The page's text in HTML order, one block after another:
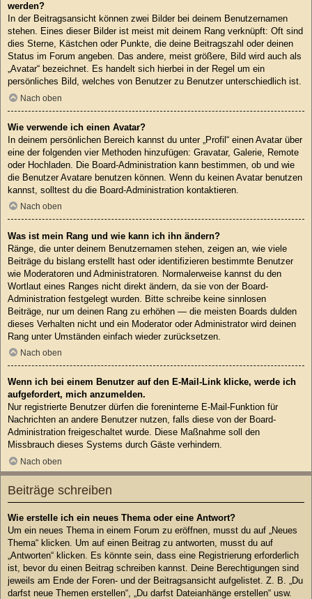
werden?
In der Beitragsansicht können zwei Bilder bei deinem Benutzernamen
stehen. Eines dieser Bilder ist meist mit deinem Rang verknüpft: Oft sind
dies Sterne, Kästchen oder Punkte, die deine Beitragszahl oder deinen
Status im Forum angeben. Das andere, meist größere, Bild wird auch als
„Avatar“ bezeichnet. Es handelt sich hierbei in der Regel um ein
persönliches Bild, welches von Benutzer zu Benutzer unterschiedlich ist.
Nach oben
Wie verwende ich einen Avatar?
In deinem persönlichen Bereich kannst du unter „Profil“ einen Avatar über
eine der folgenden vier Methoden hinzufügen: Gravatar, Galerie, Remote
oder Hochladen. Die Board-Administration kann bestimmen, ob und wie
die Benutzer Avatare benutzen können. Wenn du keinen Avatar benutzen
kannst, solltest du die Board-Administration kontaktieren.
Nach oben
Was ist mein Rang und wie kann ich ihn ändern?
Ränge, die unter deinem Benutzernamen stehen, zeigen an, wie viele
Beiträge du bislang erstellt hast oder identifizieren bestimmte Benutzer
wie Moderatoren und Administratoren. Normalerweise kannst du den
Wortlaut eines Ranges nicht direkt ändern, da sie von der Board-
Administration festgelegt wurden. Bitte schreibe keine sinnlosen
Beiträge, nur um deinen Rang zu erhöhen — die meisten Boards dulden
dieses Verhalten nicht und ein Moderator oder Administrator wird deinen
Rang unter Umständen einfach wieder zurücksetzen.
Nach oben
Wenn ich bei einem Benutzer auf den E-Mail-Link klicke, werde ich
aufgefordert, mich anzumelden.
Nur registrierte Benutzer dürfen die foreninterne E-Mail-Funktion für
Nachrichten an andere Benutzer nutzen, falls diese von der Board-
Administration freigeschaltet wurde. Diese Maßnahme soll den
Missbrauch dieses Systems durch Gäste verhindern.
Nach oben
Beiträge schreiben
Wie erstelle ich ein neues Thema oder eine Antwort?
Um ein neues Thema in einem Forum zu eröffnen, musst du auf „Neues
Thema“ klicken. Um auf einen Beitrag zu antworten, musst du auf
„Antworten“ klicken. Es könnte sein, dass eine Registrierung erforderlich
ist, bevor du einen Beitrag schreiben kannst. Deine Berechtigungen sind
jeweils am Ende der Foren- und der Beitragsansicht aufgelistet. Z. B. „Du
darfst neue Themen erstellen“, „Du darfst Dateianhänge erstellen“ usw.